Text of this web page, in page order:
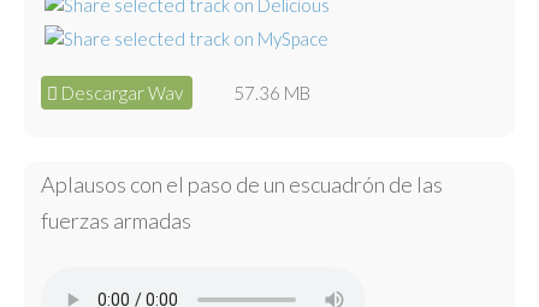
Descargar Wav 57.36 MB
Aplausos con el paso de un escuadrón de las
fuerzas armadas